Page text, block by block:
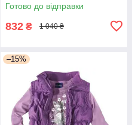
Готово до відправки
832 ₴ 1 040 ₴
–15%